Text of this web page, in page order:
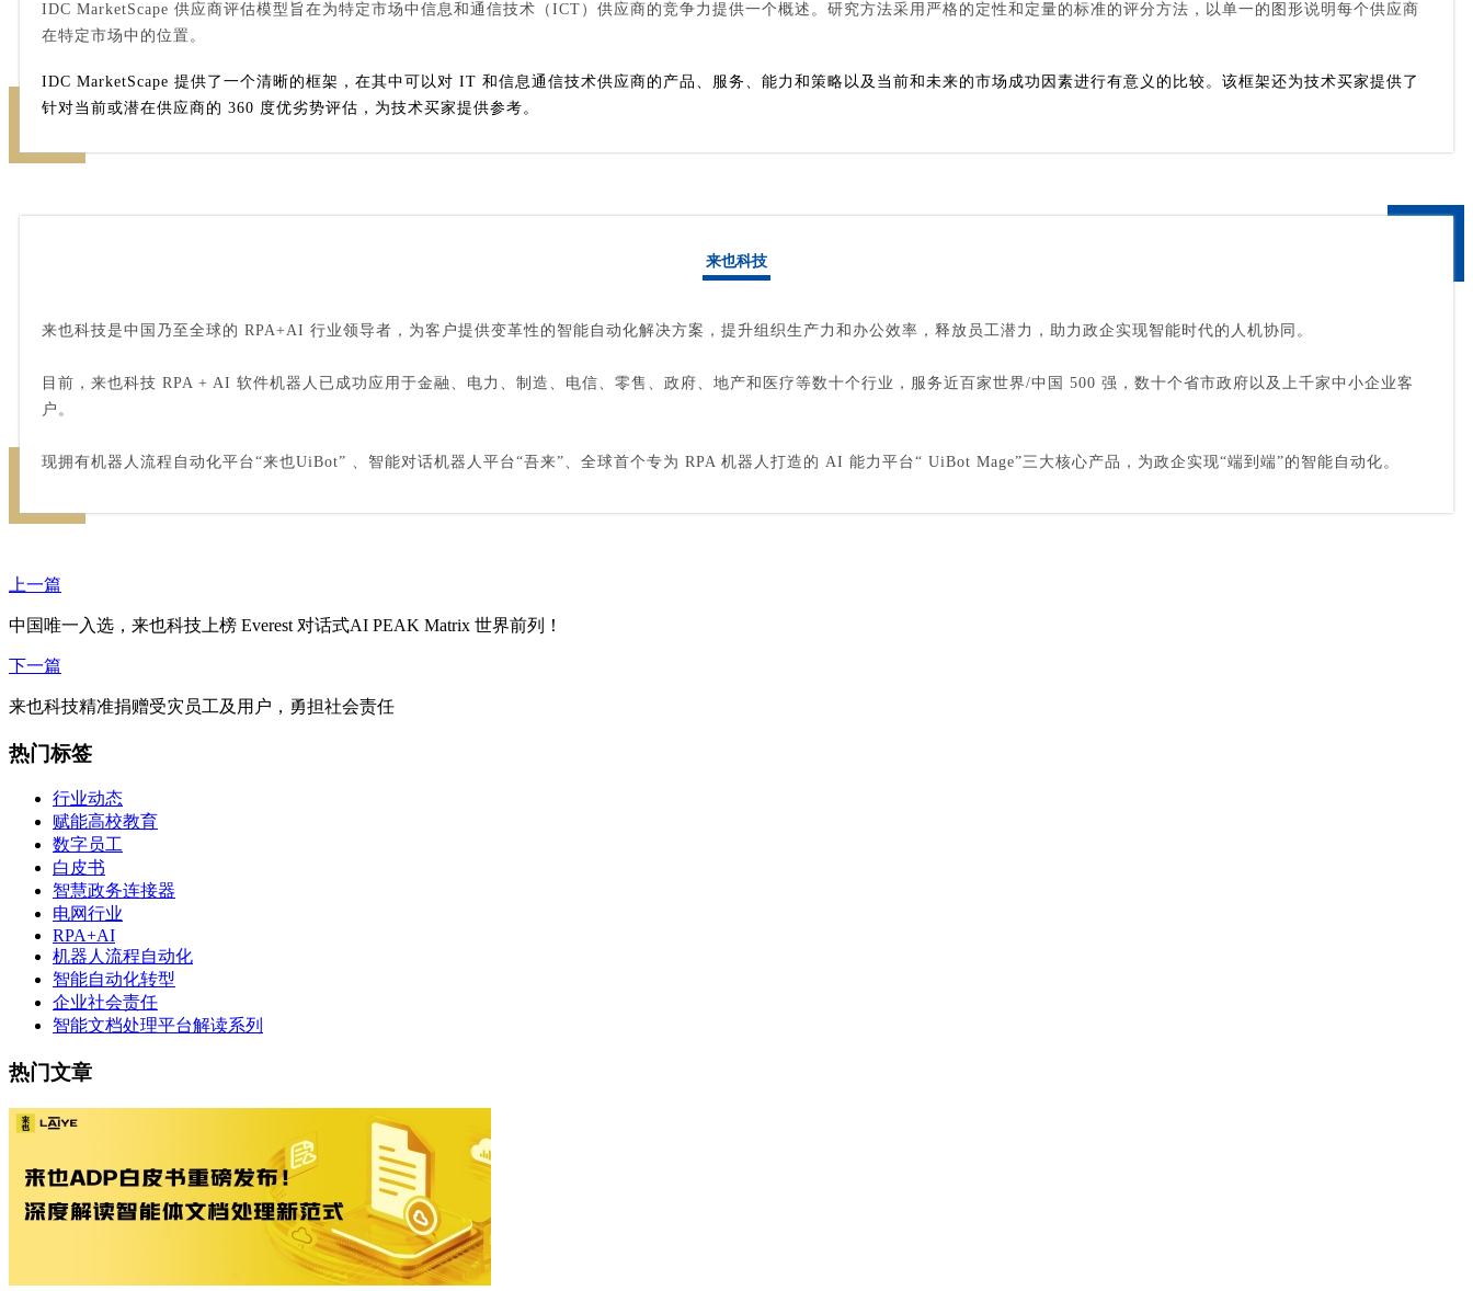
IDC MarketScape 供应商评估模型旨在为特定市场中信息和通信技术（ICT）供应商的竞争力提供一个概述。研究方法采用严格的定性和定量的标准的评分方法，以单一的图形说明每个供应商
在特定市场中的位置。
IDC MarketScape 提供了一个清晰的框架，在其中可以对 IT 和信息通信技术供应商的产品、服务、能力和策略以及当前和未来的市场成功因素进行有意义的比较。该框架还为技术买家提供了
针对当前或潜在供应商的 360 度优劣势评估，为技术买家提供参考。
来也科技
来也科技是中国乃至全球的 RPA+AI 行业领导者，为客户提供变革性的智能自动化解决方案，提升组织生产力和办公效率，释放员工潜力，助力政企实现智能时代的人机协同。
目前，来也科技 RPA + AI 软件机器人已成功应用于金融、电力、制造、电信、零售、政府、地产和医疗等数十个行业，服务近百家世界/中国 500 强，数十个省市政府以及上千家中小企业客
户。
现拥有机器人流程自动化平台“来也UiBot” 、智能对话机器人平台“吾来”、全球首个专为 RPA 机器人打造的 AI 能力平台“ UiBot Mage”三大核心产品，为政企实现“端到端”的智能自动化。
上一篇
中国唯一入选，来也科技上榜 Everest 对话式AI PEAK Matrix 世界前列！
下一篇
来也科技精准捐赠受灾员工及用户，勇担社会责任
热门标签
行业动态
赋能高校教育
数字员工
白皮书
智慧政务连接器
电网行业
RPA+AI
机器人流程自动化
智能自动化转型
企业社会责任
智能文档处理平台解读系列
热门文章